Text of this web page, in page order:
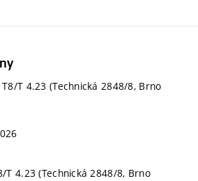
T8/T 4.23 (Technická 2848/8, Brno
T 4.23 (Technická 2848/8, Brno